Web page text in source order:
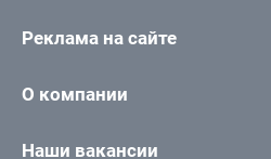
Реклама на сайте
О компании
Наши вакансии